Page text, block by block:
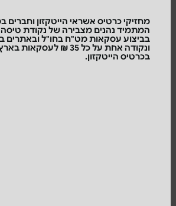
מחזיקי כרטיס אשראי הייטקזון וחברים
בביצוע עסקאות מט"ח בחו"ל ובאתרים
ונקודה אחת על כל 35 ₪
בכרטיס הייטקזון.